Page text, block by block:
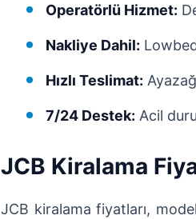
Operatörlü Hizmet:
Nakliye Dahil:
Hızlı Teslimat:
7/24 Destek: Acil
JCB Kiralama
JCB kiralama fiyatları,